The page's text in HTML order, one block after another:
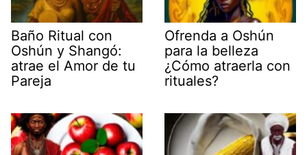
Baño Ritual con
Oshún y Shangó:
atrae el Amor de tu
Pareja
Ofrenda a Oshún
para la belleza
¿Cómo atraerla con
rituales?